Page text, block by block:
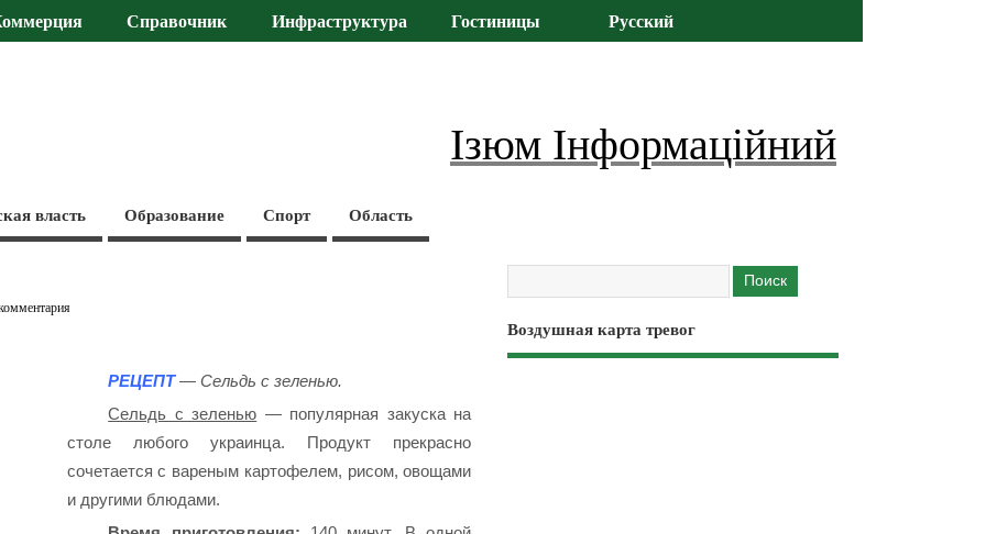
Справочник Инфраструктура Гостиницы Русский
Ізюм Інформаційний
власть Образование Спорт Область
РЕЦЕПТ— Сельдь с зеленью.
Сельдь с зеленью — популярная закуска на
столе любого украинца. Продукт прекрасно
сочетается с вареным картофелем, рисом, овощами
и другими блюдами.
Воздушная карта тревог